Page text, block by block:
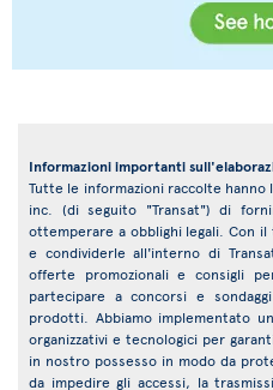
Informazioni importanti
Tutte le informazioni raccolte hanno
inc. (di seguito "Transat") di
ottemperare a obblighi legali. Con
e condividerle all'interno di
offerte promozionali e consigli
partecipare a concorsi e
prodotti. Abbiamo implementato
organizzativi e tecnologici per
in nostro possesso in modo da
da impedire gli accessi, la